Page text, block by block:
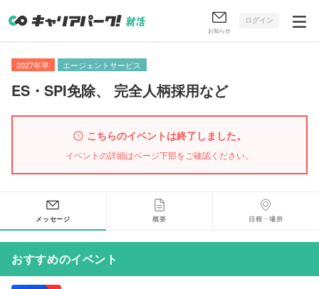
お知らせ
ログイン
2027年卒 エージェントサービス
ES・SPI免除、 完全人柄採用など
こちらのイベントは終了しました。
イベントの詳細はページ下部をご確認ください。
メッセージ 概要 日程・場所
おすすめのイベント